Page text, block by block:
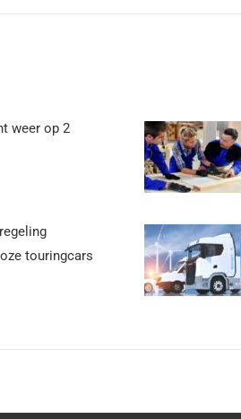
weer op 2
touringcars